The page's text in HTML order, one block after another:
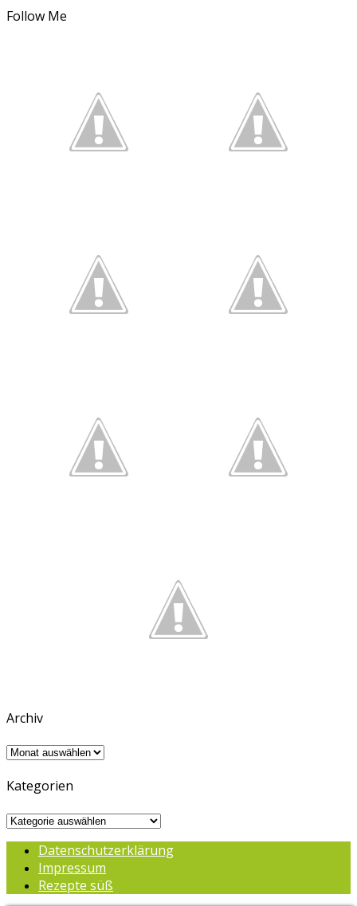
Follow Me
Archiv
Archiv
Kategorien
Kategorien
Datenschutzerklärung
Impressum
Rezepte süß